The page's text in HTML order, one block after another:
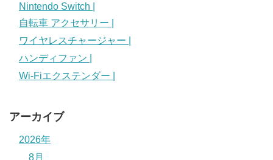
Nintendo Switch |
自転車 アクセサリー |
ワイヤレスチャージャー |
ハンディファン |
Wi-Fiエクステンダー |
アーカイブ
2026年
8月